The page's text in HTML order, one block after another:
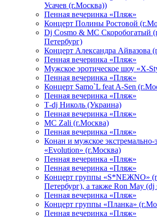
Усачев (г.Москва))
Пенная вечеринка «Пляж»
Концерт Полины Ростовой
Dj Cosmo & МС Скоробогатый
Петербург)
Концерт Александра Айвазова
Пенная вечеринка «Пляж»
Мужское эротическое шоу «X-
Пенная вечеринка «Пляж»
Концерт Samo`L feat A-Sen
Пенная вечеринка «Пляж»
Т-dj Николь (Украина)
Пенная вечеринка «Пляж»
МС Zali (г.Москва)
Пенная вечеринка «Пляж»
Конан и мужское экстремально-
«Evolution» (г.Москва)
Пенная вечеринка «Пляж»
Пенная вечеринка «Пляж»
Концерт группы «S*NEЖNO»
Петербург), а также Ron May (dj
Пенная вечеринка «Пляж»
Концерт группы «Планка»
Пенная вечеринка «Пляж»